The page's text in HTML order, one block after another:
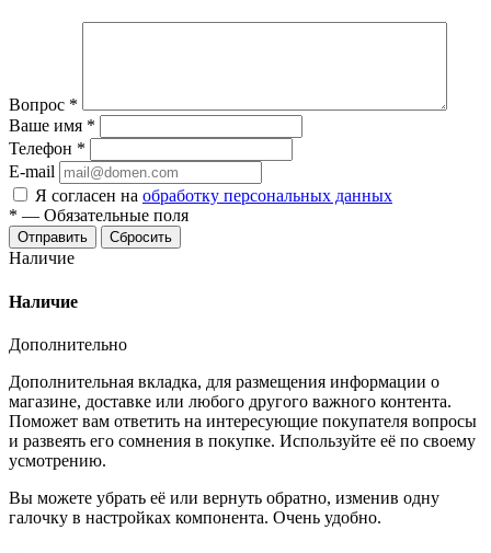
Вопрос *
Ваше имя *
Телефон *
E-mail
Я согласен на обработку персональных данных
* — Обязательные поля
Отправить Сбросить
Наличие
Наличие
Дополнительно
Дополнительная вкладка, для размещения информации о
магазине, доставке или любого другого важного контента.
Поможет вам ответить на интересующие покупателя вопросы
и развеять его сомнения в покупке. Используйте её по своему
усмотрению.
Вы можете убрать её или вернуть обратно, изменив одну
галочку в настройках компонента. Очень удобно.